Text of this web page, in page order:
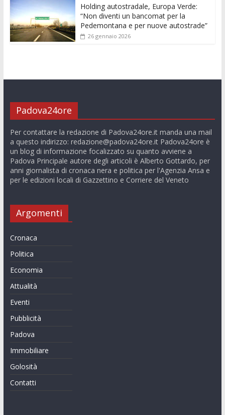
Holding autostradale, Europa Verde:
“Non diventi un bancomat per la
Pedemontana e per nuove autostrade”
26 gennaio 2026
Padova24ore
Per contattare la redazione di Padova24ore.it manda una mail
a questo indirizzo: redazione@padova24ore.itPadova24ore è
un blog di informazione focalizzato su quanto avviene a
Padova Principale autore degli articoli è Alberto Gottardo, per
anni giornalista di cronaca nera e politica per l'Agenzia Ansa e
per le edizioni locali di Gazzettino e Corriere del Veneto
Argomenti
Cronaca
Politica
Economia
Attualità
Eventi
Pubblicità
Padova
Immobiliare
Golosità
Contatti